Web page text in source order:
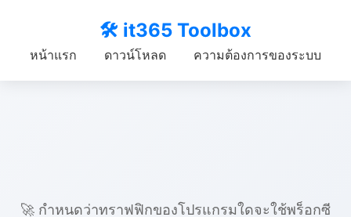
🛠️ it365 Toolbox
หน้าแรก ดาวน์โหลด ความต้องการของระบบ
🚀 กำหนดว่าทราฟฟิกของโปรแกรมใดจะใช้พร็อกซี